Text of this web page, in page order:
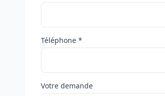
Téléphone *
Votre demande